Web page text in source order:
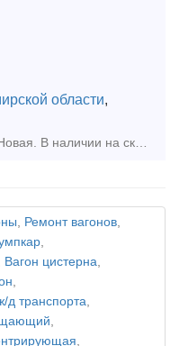
области,
, Ремонт вагонов,
,
Вагон цистерна,
,
д транспорта,
,
,